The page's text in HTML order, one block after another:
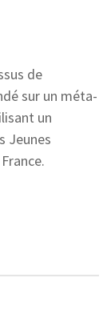
de
sur un méta-
un
Jeunes